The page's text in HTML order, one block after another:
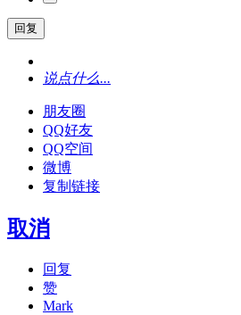
回复
说点什么...
朋友圈
QQ好友
QQ空间
微博
复制链接
取消
回复
赞
Mark